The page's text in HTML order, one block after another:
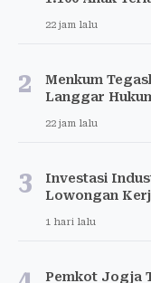
22 jam lalu
2
Menkum
Langgar
22 jam lalu
3
Investasi
Lowongan
1 hari lalu
Pemkot Jogja